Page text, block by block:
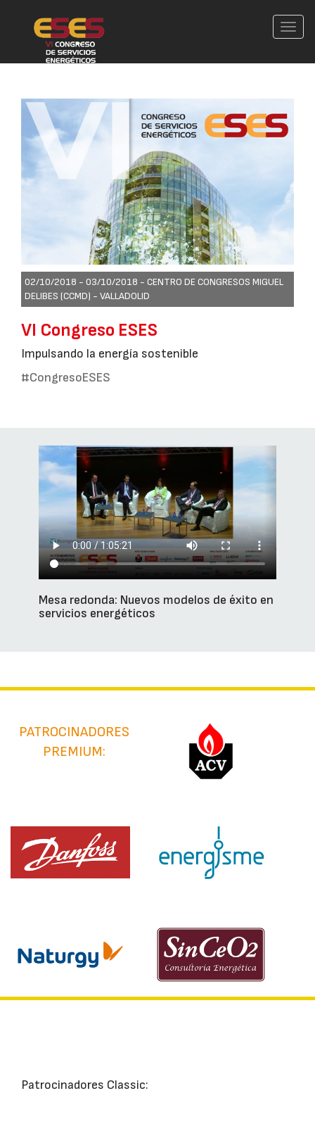
02/10/2018 - 03/10/2018 - CENTRO DE CONGRESOS MIGUEL
DELIBES (CCMD) - VALLADOLID
VI Congreso ESES
Impulsando la energía sostenible
#CongresoESES
Mesa redonda: Nuevos modelos de éxito en
servicios energéticos
PATROCINADORES
PREMIUM:
Patrocinadores Classic: